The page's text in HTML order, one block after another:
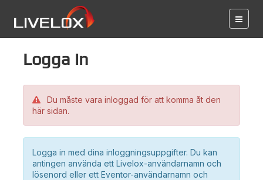
Logga in
Du måste vara inloggad för att komma åt den
här sidan.
Logga in med dina inloggningsuppgifter. Du kan
antingen använda ett Livelox-användarnamn och
lösenord eller ett Eventor-användarnamn och